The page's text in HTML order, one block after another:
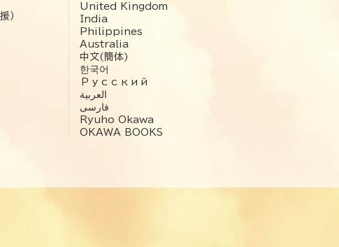
）
United Kingdom
India
Philippines
Australia
中文(簡体)
한국어
Русский
العربية‏
فارسی
Ryuho Okawa
OKAWA BOOKS